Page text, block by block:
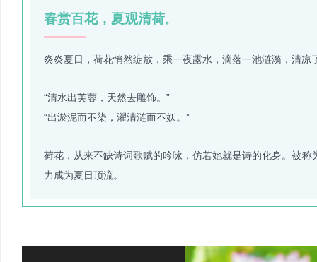
春赏百花，夏观清荷。
炎炎夏日，荷花悄然绽放，乘一夜露水，滴落一池涟漪，清凉
“清水出芙蓉，天然去雕饰。”
“出淤泥而不染，濯清涟而不妖。”
荷花，从来不缺诗词歌赋的吟咏，仿若她就是诗的化身。被
力成为夏日顶流。